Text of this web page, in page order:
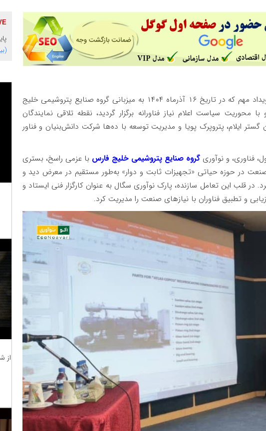
، این رویداد مهم که در تاریخ ۱۶ آذرماه ۱۴۰۴ به میزبانی گروه صنایع پتروشیمی خلیج
سیاست اعلام نیاز فناورانه برگزار گردید، نقطه تلاقی نمایندگان
ایلام، پتروپرک پویا و مدیریت توسعه با ده‌ها شرکت دانش‌بنیان و فناور
فناوری، و نوآوری گروه صنایع پتروشیمی خلیج فارس با عزمی راسخ، بستری
صنعت در حوزه حیاتی «تجهیزات ثابت و دوار» به‌طور مستقیم در معرض دید و
در قلب این تعامل سازنده، پارک نوآوری سگال به عنوان کارگزار فنی ایستاد و
و تطبیق فناوران با نیازهای صنعت را مدیریت کرد.
از